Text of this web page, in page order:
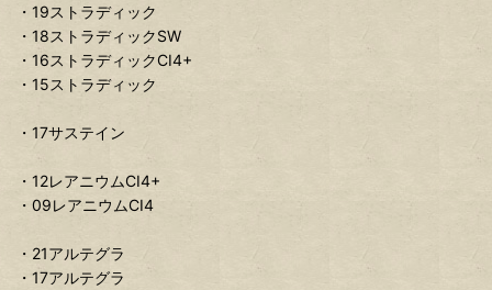
・19ストラディック
・18ストラディックSW
・16ストラディックCI4+
・15ストラディック
・17サステイン
・12レアニウムCI4+
・09レアニウムCI4
・21アルテグラ
・17アルテグラ